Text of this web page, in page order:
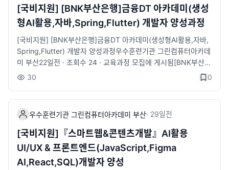
기 위한 표준 자바스크립트(ECMAScript), 리엑트(React)를 활용
하여 모던 웹 개발 능력을 함양할 수 있다.스크립트언어자바(프로
그래밍언어)&nbsp;&lt;상담안내 링크&gt;https://litt.ly/bsgree
n지점위치, 전화, 카카오 간편 상담 등위 링크 활용해주시길 바랍
니다.■ 접수 : 바로가기​
월 최대 20만원. 산대특직종 훈련 월 최대 40만원· ​구직촉진수당 :
국취1유형-월 최대 60만원 (가족수당 최대 40만원)· ​ 1:1 취업지
원 서비스 제공 (진로상담·자소서/이력서 첨삭·취업세미나·참여 기
업 취업 연계 등)※​ 과정안내&nbsp;-′디지털디자인′의 직종 정의 ′
스마트기기에 적용 가능한 서비스에 대하여 사용자경험과 니즈를
분석하여 정보설계, UI설계, 화면설계 등을 하는 직무′를 훈련의 핵
심 목표 중 하나로 설정하고 있습니다.&nbsp;-스마트폰·태블릿·
스마트기기 등 다양한 디바이스 환경을 전제로, 사용자경험(UX)
적화의 전주기 디지털디자인 실무 역량을 교육합니다.​​■ 전화문의
: 051-912-1000■ 카카오채널채팅 : http://pf.kakao.com/_xa
fjuG/chat■ 접수 : 바로가기​
[국비지원] [BNK부산은행]금융DT 아카데미(생성
형AI활용,자바,Spring,Flutter) 개발자 양성과정
[국비지원] [BNK부산은행]금융DT 아카데미(생성형AI활용,자바,
Spring,Flutter) 개발자 양성과정우수훈련기관 그린컴퓨터아카데
미 부산22일전 · 조회수 24 · 교육과정 모집에 게시됨[BNK부산은
행]금융DT 아카데미(생성형AI활용,자바,Spring,Flutter) 개발자
원: 30명&nbsp;※​ 지원자격· 국민내일배움 카드 발급 대상자· 전
공 무관, 초보자도 가능&nbsp;&nbsp;&nbsp;※​ 수강혜택· 국민
내일배움카드 발급 대상자 자부담 일부 발생, 국취 1유형, 2유형
(특정계층) 훈련비 전액 지원· ​훈련장려금 지급 : 월 최대 40만원
지급· ​구직촉진수당 : 국취1유형-월 최대 60만원 (가족수당 최대
40만원)· ​1:1 취업지원 서비스 제공 (진로상담·자소서/이력서 첨삭
30 0
우수훈련기관 그린컴퓨터아카데미 부산· 29일전
[국비지원]『스마트웹&콘텐츠개발』AI활용
UI/UX & 프론트엔드(JavaScript,Figma
AI,React,SQL)개발자 양성